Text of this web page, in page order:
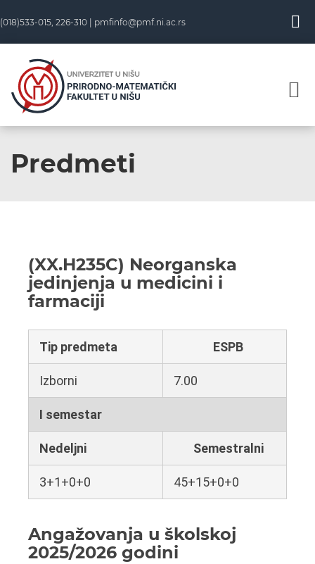
(018)533-015, 226-310 | pmfinfo@pmf.ni.ac.rs
Predmeti
(XX.H235C) Neorganska
jedinjenja u medicini i
farmaciji
Tip predmeta ESPB
Izborni 7.00
I semestar
Nedeljni Semestralni
3+1+0+0 45+15+0+0
Angažovanja u školskoj
2025/2026 godini